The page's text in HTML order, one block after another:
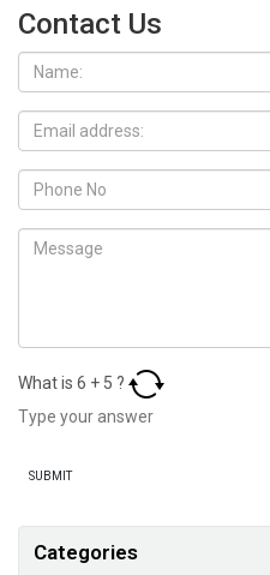
Contact Us
What is 6 + 5 ?
Categories